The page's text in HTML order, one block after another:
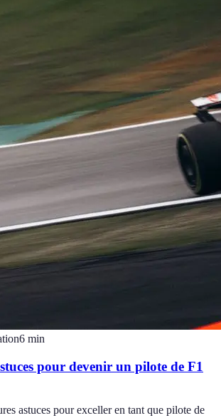
6 min
pour devenir un pilote de F1
astuces pour exceller en tant que pilote de